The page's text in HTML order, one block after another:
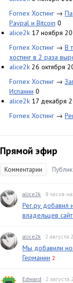
Fornex Хостинг →
Paypal и Bitcoin 0
alice2k 17 ноября
Fornex Хостинг → В
хостинг в 2 раза
alice2k 26 октября
Fornex Хостинг →
Испании 0
alice2k 17 декабря
Fornex Хостинг →
Прямой эфир
Комментарии
alice2k · 8 часов
Рег.ру добавил
владельцев
alice2k · 2 августа
Мы добавили
Германии 2
Edward · 2 августа